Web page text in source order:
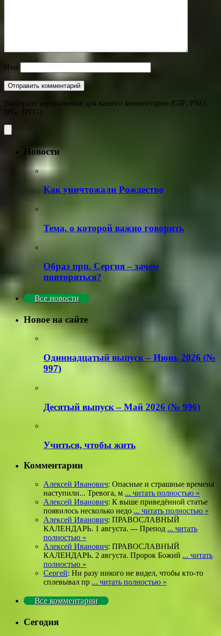
Имя
Выберите изображение для вашего комментария (GIF, PNG,
JPG, JPEG):
Новости
Как уничтожали Рождество
Тема, о которой важно говорить
Образ прп. Сергия – зачем
повторяться?
Все новости
Новое на сайте
Одиннадцатый выпуск – Июнь 2026 (№
997)
Деcятый выпуск – Май 2026 (№ 996)
Учиться, чтобы жить
Комментарии
Алексей Иванович: Опасные и страшные времена
наступили... Тревога, м ... читать полностью »
Алексей Иванович: К выше приведённой статье
появилось несколько недо ... читать полностью »
Алексей Иванович: ПРАВОСЛАВНЫЙ
КАЛЕНДАРЬ. 1 августа. --- Препод ... читать
полностью »
Алексей Иванович: ПРАВОСЛАВНЫЙ
КАЛЕНДАРЬ. 2 августа. Пророк Божий ... читать
полностью »
Сергей: Ни разу никого не видел, чтобы кто-то
сплевывал пр ... читать полностью »
Все комментарии
Сегодня